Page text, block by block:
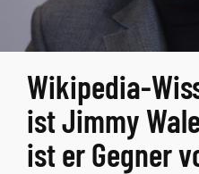
Wikipedia-
ist Jimmy
ist er Gegner